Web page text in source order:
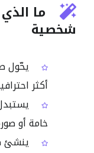
ما
شخصية
يحّول
أكثر
خامة أو
ينشئ